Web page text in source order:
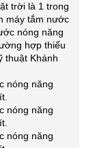
trời là 1 trong
máy tắm nước
nóng năng
hợp thiếu
thuật Khánh
nóng năng
nóng năng
nóng năng